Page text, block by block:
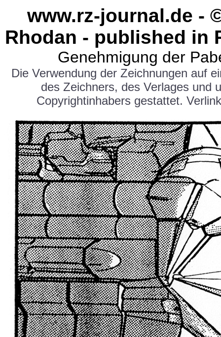
www.rz-journal.de -
Rhodan - published in
Genehmigung der
Die Verwendung der Zeichnungen auf
des Zeichners, des Verlages und
Copyrightinhabers gestattet.